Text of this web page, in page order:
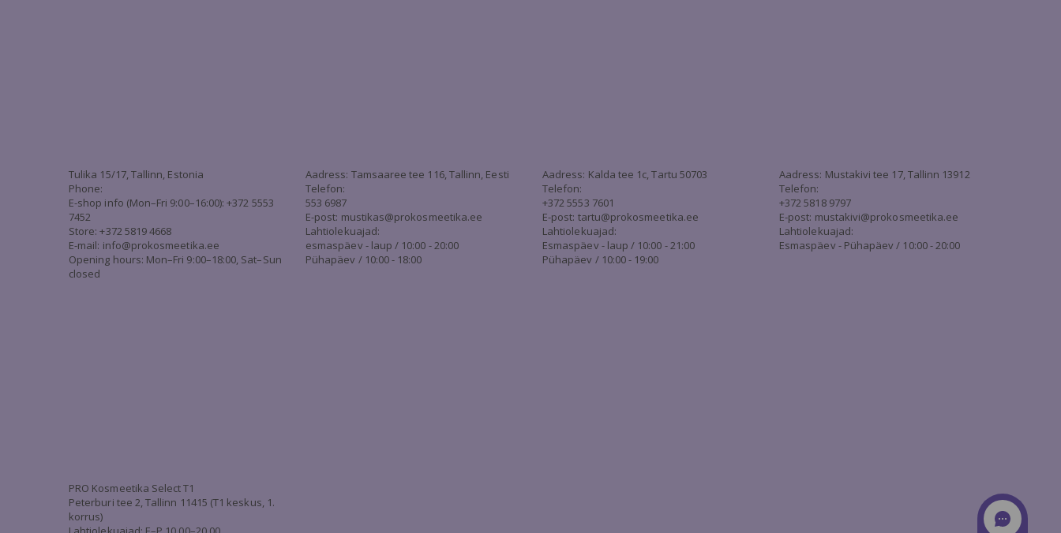
Tulika 15/17, Tallinn, Estonia
Phone:
E-shop info (Mon–Fri 9:00–16:00): +372 5553
7452
Store: +372 5819 4668
E-mail: info@prokosmeetika.ee
Opening hours: Mon–Fri 9:00–18:00, Sat–Sun
closed
Aadress: Tamsaaree tee 116, Tallinn, Eesti
Telefon:
553 6987
E-post: mustikas@prokosmeetika.ee
Lahtiolekuajad:
esmaspäev - laup / 10:00 - 20:00
Pühapäev / 10:00 - 18:00
Aadress: Kalda tee 1c, Tartu 50703
Telefon:
+372 5553 7601
E-post: tartu@prokosmeetika.ee
Lahtiolekuajad:
Esmaspäev - laup / 10:00 - 21:00
Pühapäev / 10:00 - 19:00
Aadress: Mustakivi tee 17, Tallinn 13912
Telefon:
+372 5818 9797
E-post: mustakivi@prokosmeetika.ee
Lahtiolekuajad:
Esmaspäev - Pühapäev / 10:00 - 20:00
PRO Kosmeetika Select T1
Peterburi tee 2, Tallinn 11415 (T1 keskus, 1.
korrus)